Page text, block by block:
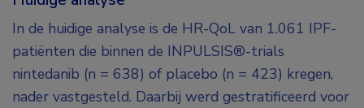
In de huidige analyse is de HR-QoL van 1.061 IPF-
patiënten die binnen de INPULSIS®-trials
nintedanib (n = 638) of placebo (n = 423) kregen,
nader vastgesteld. Daarbij werd gestratificeerd voor